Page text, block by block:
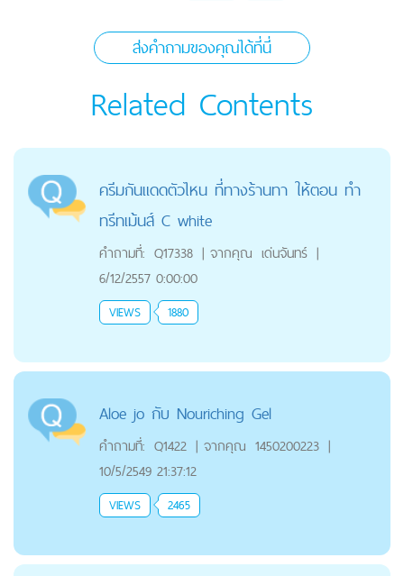
ส่งคำถามของคุณได้ที่นี่
Related Contents
ครีมกันแดดตัวไหน ที่ทางร้านทา ให้ตอน ทำ
ทรีทเม้นส์ C white
คำถามที่: Q17338 | จากคุณ เด่นจันทร์ |
6/12/2557 0:00:00
VIEWS 1880
Aloe jo กับ Nouriching Gel
คำถามที่: Q1422 | จากคุณ 1450200223 |
10/5/2549 21:37:12
VIEWS 2465